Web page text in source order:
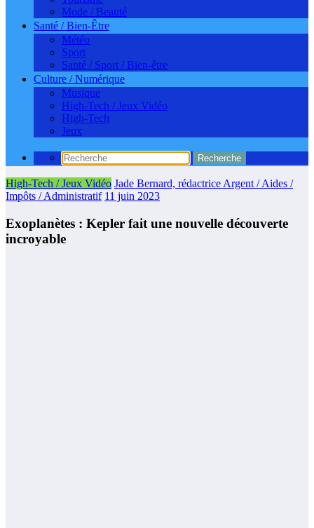
Mode / Beauté
Santé / Bien-Être
Météo
Sport
Santé / Sport / Bien-être
Culture / Numérique
Musique
High-Tech / Jeux Vidéo
High-Tech
Jeux
High-Tech / Jeux Vidéo Jade Bernard, rédactrice Argent / Aides /
Impôts / Administratif 11 juin 2023
Exoplanètes : Kepler fait une nouvelle découverte
incroyable